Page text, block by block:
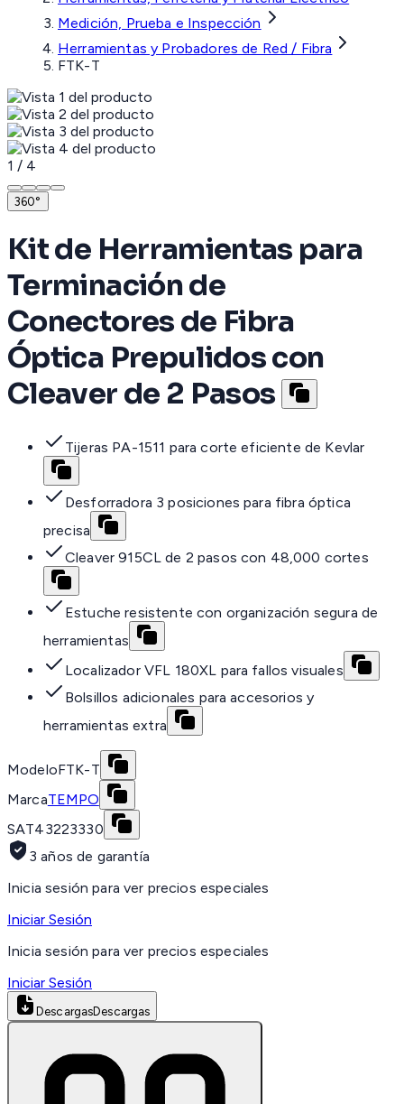
Medición, Prueba e Inspección
Herramientas y Probadores de Red / Fibra
FTK-T
1 / 4
360°
Kit de Herramientas para
Terminación de
Conectores de Fibra
Óptica Prepulidos con
Cleaver de 2 Pasos
Tijeras PA-1511 para corte eficiente de Kevlar
Desforradora 3 posiciones para fibra óptica
precisa
Cleaver 915CL de 2 pasos con 48,000 cortes
Estuche resistente con organización segura de
herramientas
Localizador VFL 180XL para fallos visuales
Bolsillos adicionales para accesorios y
herramientas extra
ModeloFTK-T
MarcaTEMPO
SAT43223330
3 años de garantía
Inicia sesión para ver precios especiales
Iniciar Sesión
Inicia sesión para ver precios especiales
Iniciar Sesión
DescargasDescargas